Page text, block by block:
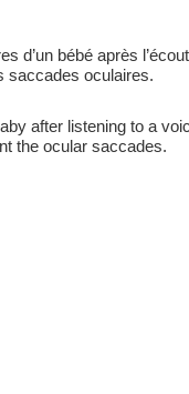
d’un bébé après
saccades oculaires.
after listening to a
the ocular saccades.